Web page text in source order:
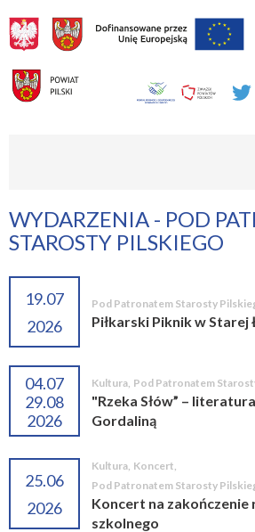
WYDARZENIA - POD
STAROSTY PILSKIEGO
19.07
2026
Pod Patronatem Starosty
Piłkarski Piknik w Starej
04.07
29.08
2026
Kultura, Pod Patronatem
"Rzeka Słów” –
Gordaliną
25.06
2026
Kultura, Koncert,
Pod Patronatem Starosty
Koncert na zakończenie
szkolnego